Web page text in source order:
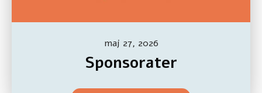
maj 27, 2026
Sponsorater